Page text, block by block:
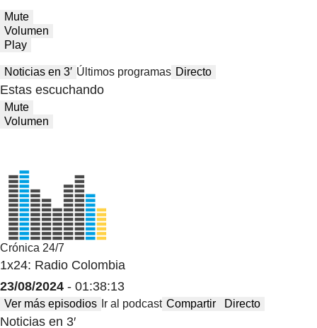
Mute
Volumen
Play
Noticias en 3′ Últimos programas Directo
Estas escuchando
Mute
Volumen
Crónica 24/7
1x24: Radio Colombia
23/08/2024 - 01:38:13
Ver más episodios Ir al podcast Compartir Directo
Noticias en 3′